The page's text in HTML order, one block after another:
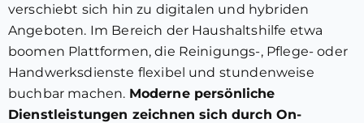
verschiebt sich hin zu digitalen und hybriden
Angeboten. Im Bereich der Haushaltshilfe etwa
boomen Plattformen, die Reinigungs-, Pflege- oder
Handwerksdienste flexibel und stundenweise
buchbar machen. Moderne persönliche
Dienstleistungen zeichnen sich durch On-